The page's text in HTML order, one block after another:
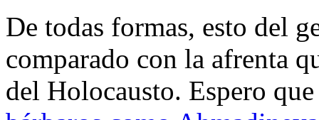
De todas formas, esto del
comparado con la afrenta
del Holocausto. Espero